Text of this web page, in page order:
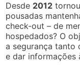
Desde 2012
pousadas
check-out – de
hospedados? O
a segurança tanto
e dar informações